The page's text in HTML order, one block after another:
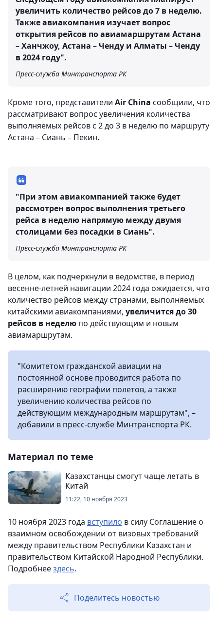
увеличить количество рейсов до 7 в неделю.
Также авиакомпания изучает вопрос
открытия рейсов по авиамаршрутам Астана
– Ханчжоу, Астана – Ченду и Алматы – Ченду
в 2024 году".
Пресс-служба Минтранспорта РК
Кроме того, представители Air Chinа сообщили, что
рассматривают вопрос увеличения количества
выполняемых рейсов с 2 до 3 в неделю по маршруту
Астана – Сиань – Пекин.
"При этом авиакомпанией также будет
рассмотрен вопрос выполнения третьего
рейса в неделю напрямую между двумя
столицами без посадки в Сиань".
Пресс-служба Минтранспорта РК
В целом, как подчеркнули в ведомстве, в период
весенне-летней навигации 2024 года ожидается, что
количество рейсов между странами, выполняемых
китайскими авиакомпаниями, увеличится до 30
рейсов в неделю по действующим и новым
авиамаршрутам.
"Комитетом гражданской авиации на
постоянной основе проводится работа по
расширению географии полетов, а также
увеличению количества рейсов по
действующим международным маршрутам", –
добавили в пресс-службе Минтранспорта РК.
Материал по теме
Казахстанцы смогут чаще летать в
Китай
11:22, 10 ноября 2023
10 ноября 2023 года вступило в силу Соглашение о
взаимном освобождении от визовых требований
между правительством Республики Казахстан и
правительством Китайской Народной Республики.
Подробнеездесь.
Поделитесь новостью